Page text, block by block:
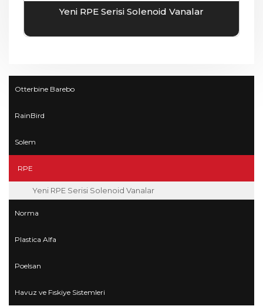
Yeni RPE Serisi Solenoid Vanalar
Otterbine Barebo
RainBird
Solem
RPE
Yeni RPE Serisi Solenoid Vanalar
Norma
Plastica Alfa
Poelsan
Havuz ve Fıskiye Sistemleri